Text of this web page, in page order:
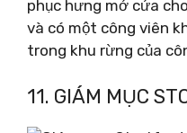
phục hưng mở cửa
và có một công viên
trong khu rừng của
11. GIÁM MỤC